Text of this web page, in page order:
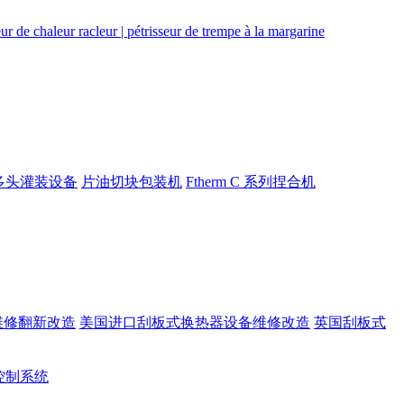
头灌装设备 片油切块包装机 Ftherm C 系列捏合机
修翻新改造 美国进口刮板式换热器设备维修改造 英国刮板式
制系统